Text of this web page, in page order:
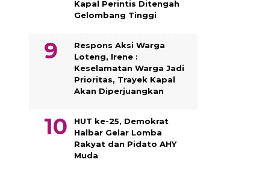
Kapal Perintis Ditengah
Gelombang Tinggi
Respons Aksi Warga
Loteng, Irene :
Keselamatan Warga Jadi
Prioritas, Trayek Kapal
Akan Diperjuangkan
HUT ke-25, Demokrat
Halbar Gelar Lomba
Rakyat dan Pidato AHY
Muda